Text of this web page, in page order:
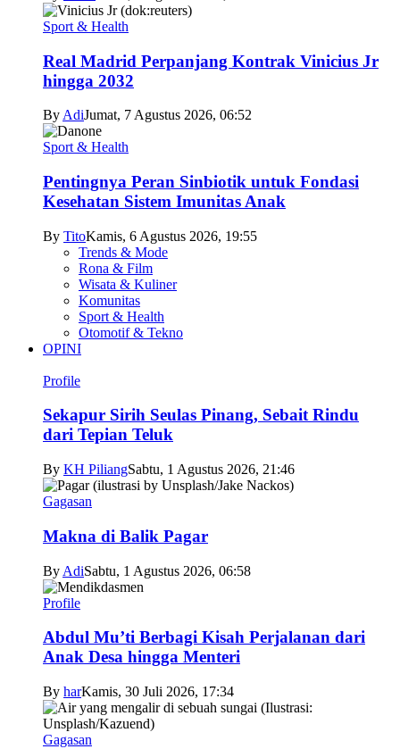
Sport & Health
Real Madrid Perpanjang Kontrak Vinicius Jr
hingga 2032
By AdiJumat, 7 Agustus 2026, 06:52
Sport & Health
Pentingnya Peran Sinbiotik untuk Fondasi
Kesehatan Sistem Imunitas Anak
By TitoKamis, 6 Agustus 2026, 19:55
Trends & Mode
Rona & Film
Wisata & Kuliner
Komunitas
Sport & Health
Otomotif & Tekno
OPINI
Profile
Sekapur Sirih Seulas Pinang, Sebait Rindu
dari Tepian Teluk
By KH PiliangSabtu, 1 Agustus 2026, 21:46
Gagasan
Makna di Balik Pagar
By AdiSabtu, 1 Agustus 2026, 06:58
Profile
Abdul Mu’ti Berbagi Kisah Perjalanan dari
Anak Desa hingga Menteri
By harKamis, 30 Juli 2026, 17:34
Gagasan